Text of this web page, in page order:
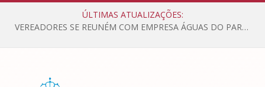
ÚLTIMAS ATUALIZAÇÕES:
VEREADORES SE REUNÉM COM EMPRESA ÁGUAS DO PARÁ, PARA APRESENTAR REIVINDICAÇÕES E MELHORIAS NA QUALIDADE DOS SERVIÇOS OFERECIDOS Á POPULAÇÃO.